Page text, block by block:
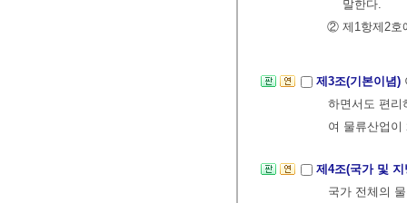
말한다.
② 제1항제2호
제3조(기본이념)
하면서도 편리
여 물류산업
제4조(국가 및
국가 전체의